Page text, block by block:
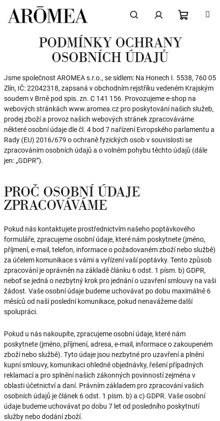
obsah
PODMÍNKY OCHRANY
OSOBNÍCH ÚDAJŮ
Jsme společnost AROMEA s.r.o., se sídlem: Na Honech I. 5538, 760 05
Zlín, IČ: 22042318, zapsaná v obchodním rejstříku vedeném Krajským
soudem v Brně pod spis. zn. C 141 156. Provozujeme e-shop na
webových stránkách www.aromea.cz pro poskytování našich služeb,
prodej zboží a provoz našich webových stránek zpracováváme
některé osobní údaje dle čl. 4 bod 7 nařízení Evropského parlamentu a
Rady (EU) 2016/679 o ochraně fyzických osob v souvislosti se
zpracováním osobních údajů a o volném pohybu těchto údajů (dále
jen: „GDPR”).
PROČ OSOBNÍ ÚDAJE
ZPRACOVÁVÁME
Pokud nás kontaktujete prostřednictvím našeho poptávkového
formuláře, zpracujeme osobní údaje, které nám poskytnete (jméno,
příjmení, e-mail, telefon, informace o požadovaném zboží nebo službě)
za účelem komunikace s vámi a vyřízení vaší poptávky. Tento způsob
zpracování je oprávněn na základě článku 6 odst. 1 písm. b) GDPR,
neboť se jedná o nezbytný krok pro jednání o uzavření smlouvy na vaši
žádost. Vaše osobní údaje budeme uchovávat po dobu maximálně 6
měsíců od naší poslední komunikace, pokud nenavážeme další
spolupráci.
Pokud u nás nakoupíte, zpracujeme osobní údaje, které nám
poskytnete (jméno, příjmení, adresa, e-mail, informace o zakoupeném
zboží nebo službě). Tyto údaje jsou nezbytné pro uzavření a plnění
kupní smlouvy, komunikaci ohledně objednávky, řešení případných
reklamací a pro splnění našich zákonných povinností zejména v
oblasti účetnictví a daní. Právním základem pro zpracování vašich
osobních údajů je článek 6 odst. 1 písm. b) a c) GDPR. Vaše osobní
údaje budeme uchovávat po dobu 7 let od posledního poskytnutí
služby nebo dodání zboží.